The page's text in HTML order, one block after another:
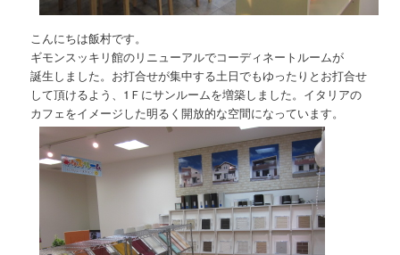
こんにちは飯村です。
ギモンスッキリ館のリニューアルでコーディネートルームが
誕生しました。お打合せが集中する土日でもゆったりとお打合せ
して頂けるよう、1Ｆにサンルームを増築しました。イタリアの
カフェをイメージした明るく開放的な空間になっています。